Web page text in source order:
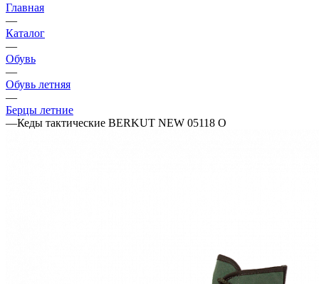
Главная
—
Каталог
—
Обувь
—
Обувь летняя
—
Берцы летние
—Кеды тактические BERKUT NEW 05118 О